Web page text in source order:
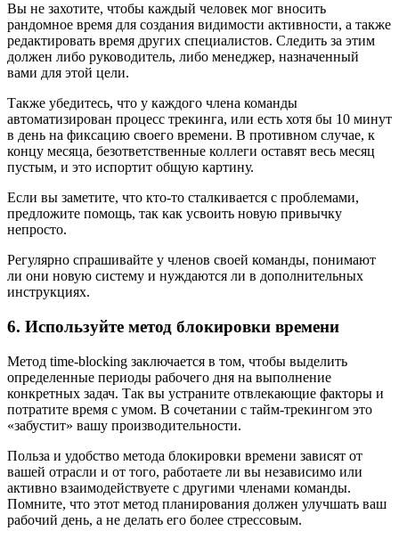
Вы не захотите, чтобы каждый человек мог вносить
рандомное время для создания видимости активности, а также
редактировать время других специалистов. Следить за этим
должен либо руководитель, либо менеджер, назначенный
вами для этой цели.
Также убедитесь, что у каждого члена команды
автоматизирован процесс трекинга, или есть хотя бы 10 минут
в день на фиксацию своего времени. В противном случае, к
концу месяца, безответственные коллеги оставят весь месяц
пустым, и это испортит общую картину.
Если вы заметите, что кто-то сталкивается с проблемами,
предложите помощь, так как усвоить новую привычку
непросто.
Регулярно спрашивайте у членов своей команды, понимают
ли они новую систему и нуждаются ли в дополнительных
инструкциях.
6. Используйте метод блокировки времени
Метод time-blocking заключается в том, чтобы выделить
определенные периоды рабочего дня на выполнение
конкретных задач. Так вы устраните отвлекающие факторы и
потратите время с умом. В сочетании с тайм-трекингом это
«забустит» вашу производительности.
Польза и удобство метода блокировки времени зависят от
вашей отрасли и от того, работаете ли вы независимо или
активно взаимодействуете с другими членами команды.
Помните, что этот метод планирования должен улучшать ваш
рабочий день, а не делать его более стрессовым.